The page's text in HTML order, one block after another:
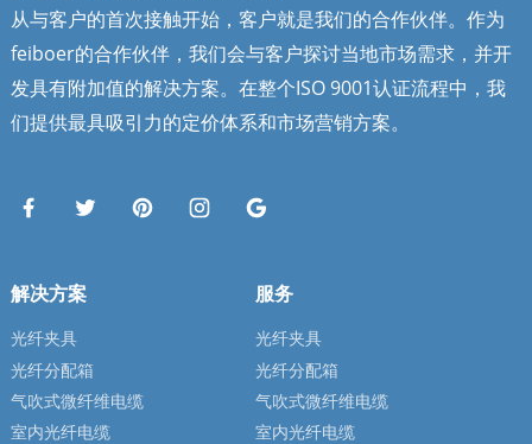
从与客户的首次接触开始，客户就是我们的合作伙伴。作为
feiboer的合作伙伴，我们会与客户探讨当地市场需求，并开
发具有附加值的解决方案。在整个ISO 9001认证流程中，我
们提供最具吸引力的定价体系和市场营销方案。
解决方案
光纤夹具
光纤分配箱
气吹式微纤维电缆
室内光纤电缆
服务
光纤夹具
光纤分配箱
气吹式微纤维电缆
室内光纤电缆